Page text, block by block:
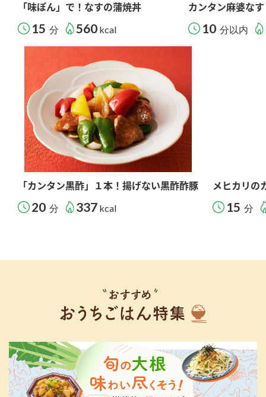
「味ぽん」で！なすの蒲焼丼
15 分 560 kcal
カンタン麻婆なす
10 分以内
「カンタン黒酢」１本！揚げない黒酢酢豚
20 分 337 kcal
メヒカリの
15 分